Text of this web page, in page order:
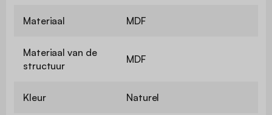
Materiaal MDF
Materiaal van de
structuur
MDF
Kleur Naturel